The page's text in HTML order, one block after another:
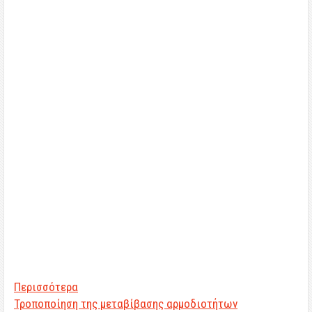
Περισσότερα
Τροποποίηση της μεταβίβασης αρμοδιοτήτων